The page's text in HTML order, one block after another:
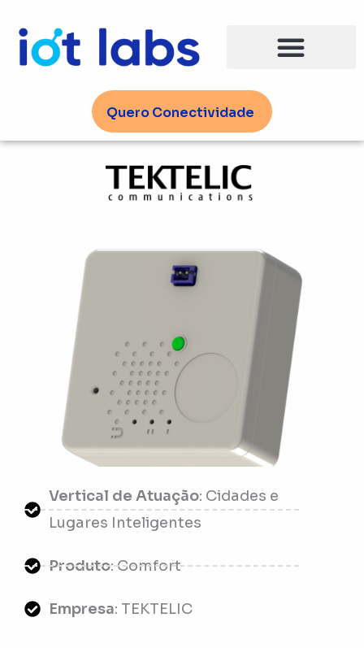
para
Quero Conectividade
Vertical de Atuação: Cidades e
Lugares Inteligentes
Produto: Comfort
Empresa: TEKTELIC